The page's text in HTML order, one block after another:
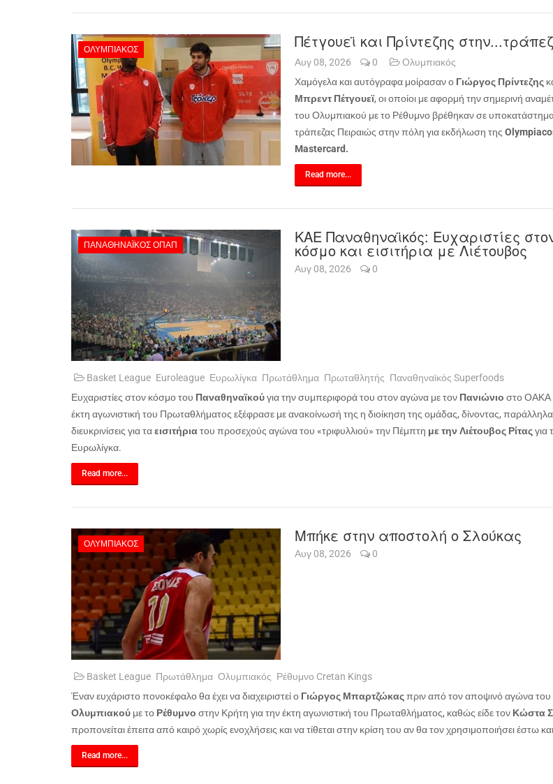
ΟΛΥΜΠΙΑΚΌΣ Πέτγουεϊ και Πρίντεζης
Αυγ 08, 2026 0
Ολυμπιακός
Χαμόγελα και αυτόγραφα μοίρασαν ο Γιώργος Πρίντεζης
Μπρεντ Πέτγουεϊ, οι οποίοι με αφορμή την σημερινή
του Ολυμπιακού με το Ρέθυμνο βρέθηκαν σε
τράπεζας Πειραιώς στην πόλη για εκδήλωση της
Mastercard.
Read more...
ΠΑΝΑΘΗΝΑΪΚΌΣ ΟΠΑΠ ΚΑΕ Παναθηναϊκός: Ευχαριστίες
κόσμο και εισιτήρια με Λιέτουβος
Αυγ 08, 2026 0
Basket League Euroleague Ευρωλίγκα Πρωτάθλημα Πρωταθλητής Παναθηναϊκός Superfoods
Ευχαριστίες στον κόσμο του Παναθηναϊκούγια την συμπεριφορά του στον αγώνα με τον Πανιώνιο στο ΟΑΚΑ
έκτη αγωνιστική του Πρωταθλήματος εξέφρασε με ανακοίνωσή της η διοίκηση της ομάδας, δίνοντας,
διευκρινίσεις για ταεισιτήριατου προσεχούς αγώνα του «τριφυλλιού» την Πέμπτη με την Λιέτουβος Ρίταςγια
Ευρωλίγκα.
Read more...
ΟΛΥΜΠΙΑΚΌΣ Μπήκε στην αποστολή ο Σλούκας
Αυγ 08, 2026 0
Basket League Πρωτάθλημα Ολυμπιακός Ρέθυμνο Cretan Kings
Έναν ευχάριστο πονοκέφαλο θα έχει να διαχειριστεί ο Γιώργος Μπαρτζώκαςπριν από τον αποψινό αγώνα του
Ολυμπιακού με το Ρέθυμνο στην Κρήτη για την έκτη αγωνιστική του Πρωταθλήματος, καθώς είδε τον Κώστα
προπονείται έπειτα από καιρό χωρίς ενοχλήσεις και να τίθεται στην κρίση του αν θα τον χρησιμοποιήσει έστω και
Read more...